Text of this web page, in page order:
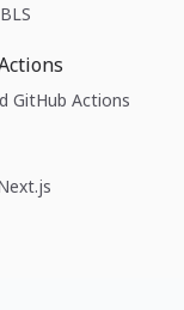
GitHub Actions